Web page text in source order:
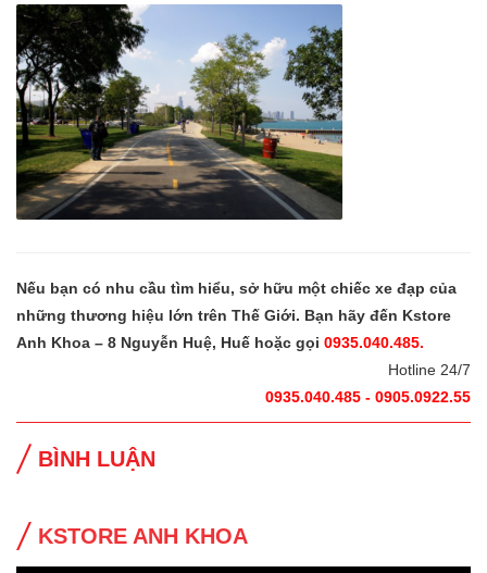
Nếu bạn có nhu cầu tìm hiểu, sở hữu một chiếc xe đạp của
những thương hiệu lớn trên Thế Giới. Bạn hãy đến Kstore
Anh Khoa – 8 Nguyễn Huệ, Huế hoặc gọi 0935.040.485.
Hotline 24/7
0935.040.485 - 0905.0922.55
BÌNH LUẬN
KSTORE ANH KHOA